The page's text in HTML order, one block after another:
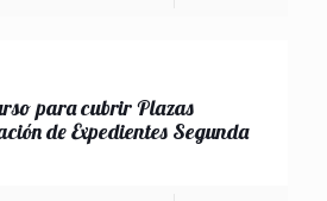
para cubrir Plazas
de Expedientes Segunda